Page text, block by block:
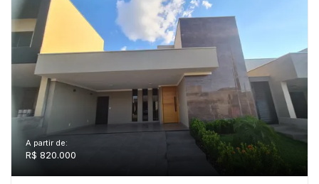
A partir de:
R$ 820.000